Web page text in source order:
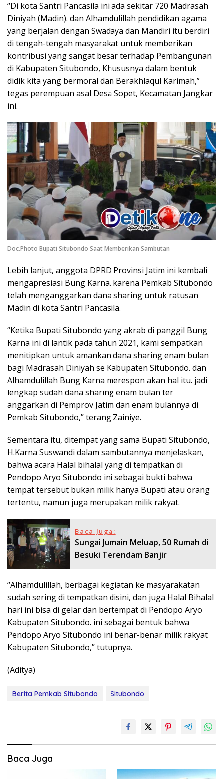
“Di kota Santri Pancasila ini ada sekitar 720 Madrasah
Diniyah (Madin). dan Alhamdulillah pendidikan agama
yang berjalan dengan Swadaya dan Mandiri itu berdiri
di tengah-tengah masyarakat untuk memberikan
kontribusi yang sangat besar terhadap Pembangunan
di Kabupaten Situbondo, Khususnya dalam bentuk
didik kita yang bermoral dan Berakhlaqul Karimah,”
tegas perempuan asal Desa Sopet, Kecamatan Jangkar
ini.
Doc.Photo Bupati Situbondo Saat Memberikan Sambutan
Lebih lanjut, anggota DPRD Provinsi Jatim ini kembali
mengapresiasi Bung Karna. karena Pemkab Situbondo
telah menganggarkan dana sharing untuk ratusan
Madin di kota Santri Pancasila.
“Ketika Bupati Situbondo yang akrab di panggil Bung
Karna ini di lantik pada tahun 2021, kami sempatkan
menitipkan untuk amankan dana sharing enam bulan
bagi Madrasah Diniyah se Kabupaten Situbondo. dan
Alhamdulillah Bung Karna merespon akan hal itu. jadi
lengkap sudah dana sharing enam bulan ter
anggarkan di Pemprov Jatim dan enam bulannya di
Pemkab Situbondo,” terang Zainiye.
Sementara itu, ditempat yang sama Bupati Situbondo,
H.Karna Suswandi dalam sambutannya menjelaskan,
bahwa acara Halal bihalal yang di tempatkan di
Pendopo Aryo Situbondo ini sebagai bukti bahwa
tempat tersebut bukan milik hanya Bupati atau orang
tertentu, namun juga merupakan milik rakyat.
Baca Juga:
Sungai Jumain Meluap, 50 Rumah di
Besuki Terendam Banjir
“Alhamdulillah, berbagai kegiatan ke masyarakatan
sudah sering di tempatkan disini, dan juga Halal Bihalal
hari ini bisa di gelar dan bertempat di Pendopo Aryo
Kabupaten Situbondo. ini sebagai bentuk bahwa
Pendopo Aryo Situbondo ini benar-benar milik rakyat
Kabupaten Situbondo,” tutupnya.
(Aditya)
Berita Pemkab Situbondo SItubondo
Baca Juga